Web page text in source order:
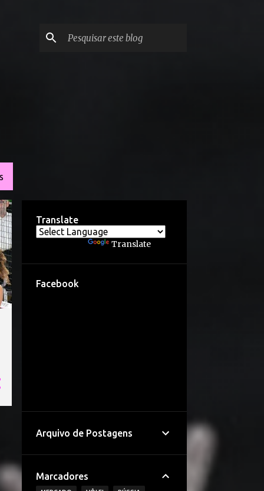
Translate
Translate
Facebook
Arquivo de Postagens
Marcadores